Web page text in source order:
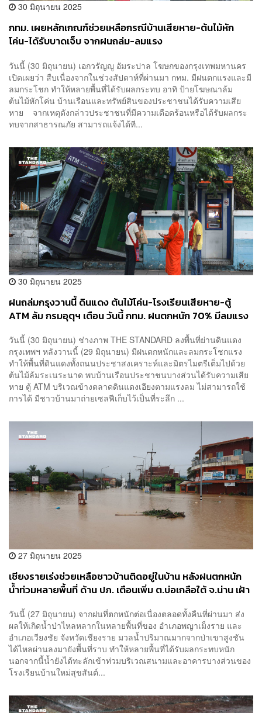
30 มิถุนายน 2025
กทม. เผยหลักเกณฑ์ช่วยเหลือกรณีบ้านเสียหาย-ต้นไม้หัก
โค่น-ได้รับบาดเจ็บ จากฝนถล่ม-ลมแรง
วันนี้ (30 มิถุนายน) เอกวรัญญู อัมระปาล โฆษกของกรุงเทพมหานคร
เปิดเผยว่า สืบเนื่องจากในช่วงสัปดาห์ที่ผ่านมา กทม. มีฝนตกแรงและมี
ลมกระโชก ทำให้หลายพื้นที่ได้รับผลกระทบ อาทิ ป้ายโฆษณาล้ม
ต้นไม้หักโค่น บ้านเรือนและทรัพย์สินของประชาชนได้รับความเสีย
หาย จากเหตุดังกล่าวประชาชนที่มีความเดือดร้อนหรือได้รับผลกระ
ทบจากสาธารณภัย สามารถแจ้งได้ที...
30 มิถุนายน 2025
ฝนถล่มกรุงวานนี้ ดินแดง ต้นไม้โค่น-โรงเรียนเสียหาย-ตู้
ATM ล้ม กรมอุตุฯ เตือน วันนี้ กทม. ฝนตกหนัก 70% มีลมแรง
วันนี้ (30 มิถุนายน) ช่างภาพ THE STANDARD ลงพื้นที่ย่านดินแดง
กรุงเทพฯ หลังวานนี้ (29 มิถุนายน) มีฝนตกหนักและลมกระโชกแรง
ทำให้พื้นที่ดินแดงทั้งถนนประชาสงเคราะห์และมิตรไมตรีเต็มไปด้วย
ต้นไม้ล้มระเนระนาด พบบ้านเรือนประชาชนบางส่วนได้รับความเสีย
หาย ตู้ ATM บริเวณข้างตลาดดินแดงเอียงตามแรงลม ไม่สามารถใช้
การได้ มีชาวบ้านมาถ่ายเซลฟีเก็บไว้เป็นที่ระลึก ...
27 มิถุนายน 2025
เชียงรายเร่งช่วยเหลือชาวบ้านติดอยู่ในบ้าน หลังฝนตกหนัก
น้ำท่วมหลายพื้นที่ ด้าน ปภ. เตือนเพิ่ม ต.บ่อเกลือใต้ จ.น่าน เฝ้า
วันนี้ (27 มิถุนายน) จากฝนที่ตกหนักต่อเนื่องตลอดทั้งคืนที่ผ่านมา ส่ง
ผลให้เกิดน้ำป่าไหลหลากในหลายพื้นที่ของ อำเภอพญาเม็งราย และ
อำเภอเวียงชัย จังหวัดเชียงราย มวลน้ำปริมาณมากจากป่าเขาสูงชัน
ได้ไหลผ่านลงมายังพื้นที่ราบ ทำให้หลายพื้นที่ได้รับผลกระทบหนัก
นอกจากนี้น้ำยังได้ทะลักเข้าท่วมบริเวณสนามและอาคารบางส่วนของ
โรงเรียนบ้านใหม่สุขสันต์...